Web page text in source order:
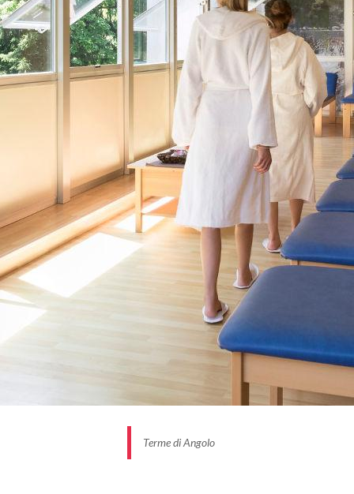
la famiglia. Qualche notizia in più sulle sue acque? Il
centro è alimentato da due fonti distinte.
Lafonte San Silvestro, classificabile come
"solfatobicarbonato-alcalino-terrosa", è utilizzata,
sotto il controllo dello staff medico del
poliambulatorio, nella cura delle malattie dello
stomaco, dell'intestino, dei reni e delle vie urinarie,
oltre che per inalazioni efficaci nel trattamento di
disturbi delle vie respiratorie.
Con l’acqua diFonte Nuova, invece, classificabile
come “solfato-calcicomagnesiaca”, vengono
preparati cosmetici termali emollienti, idratanti ed
esfolianti, alla mandorla, al mirtillo, al lampone.
Delicatamente profumati e piacevolissimi, da
5 MOTIVI PER SCEGLIERE ANGOLO
Nel centro di Angolo, fontane, portali in pietra,
affreschi, volte e balconi ligneiraccontano la
Terme di Angolo